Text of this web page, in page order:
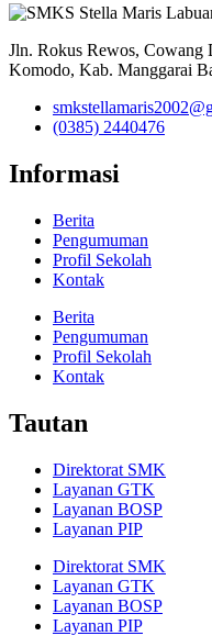
Jln. Rokus Rewos, Cowang
Komodo, Kab. Manggarai
(0385) 2440476
Informasi
Berita
Pengumuman
Profil Sekolah
Kontak
Berita
Pengumuman
Profil Sekolah
Kontak
Tautan
Direktorat SMK
Layanan GTK
Layanan BOSP
Layanan PIP
Direktorat SMK
Layanan GTK
Layanan BOSP
Layanan PIP